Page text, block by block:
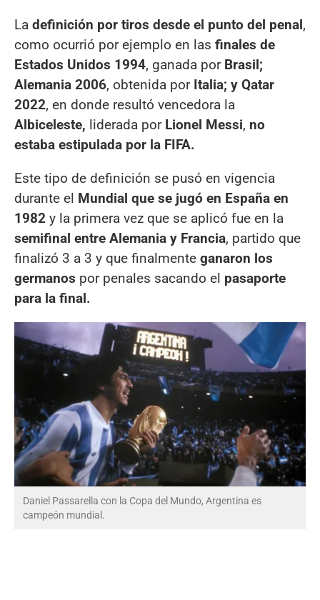
La definición por tiros desde el punto del penal,
como ocurrió por ejemplo en las finales de
Estados Unidos 1994, ganada por Brasil;
Alemania 2006, obtenida porItalia; y Qatar
2022, en donde resultó vencedora la
Albiceleste, liderada por Lionel Messi, no
estaba estipulada por la FIFA.
Este tipo de definición se pusó en vigencia
durante el Mundial que se jugó en España en
1982 y la primera vez que se aplicó fue en la
semifinal entre Alemania y Francia, partido que
finalizó 3 a 3 y que finalmente ganaron los
germanos por penales sacando el pasaporte
para la final.
Daniel Passarella con la Copa del Mundo, Argentina es
campeón mundial.